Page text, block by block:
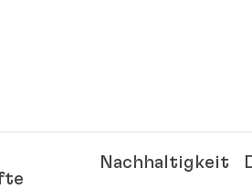
Nachhaltigkeit